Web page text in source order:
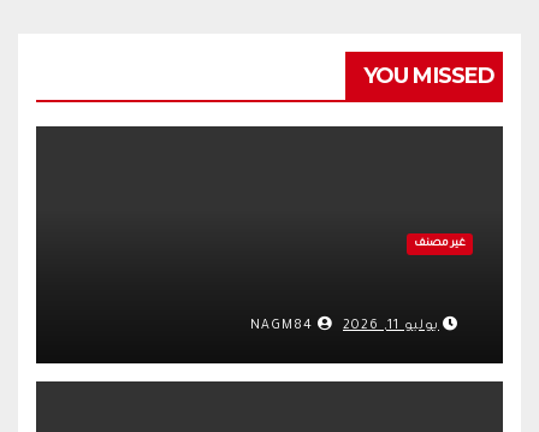
YOU MISSED
غير مصنف
يوليو 11, 2026